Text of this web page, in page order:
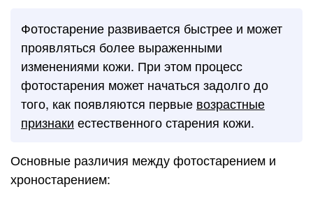
Фотостарение развивается быстрее и может
проявляться более выраженными
изменениями кожи. При этом процесс
фотостарения может начаться задолго до
того, как появляются первые возрастные
признаки естественного старения кожи.
Основные различия между фотостарением и
хроностарением: